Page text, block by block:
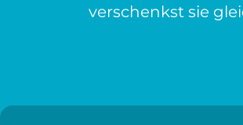
verschenkst sie